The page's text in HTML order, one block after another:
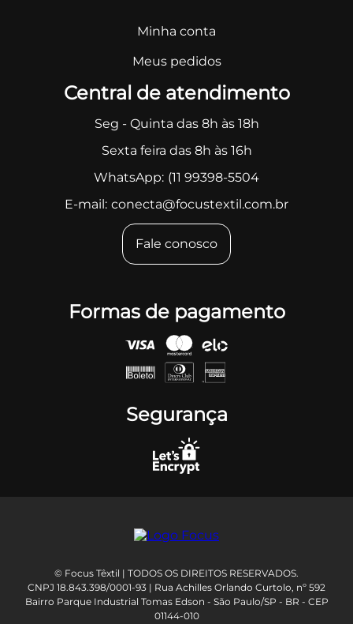
Minha conta
Meus pedidos
Central de atendimento
Seg - Quinta das 8h às 18h
Sexta feira das 8h às 16h
WhatsApp: (11 99398-5504
E-mail: conecta@focustextil.com.br
Fale conosco
Formas de pagamento
Segurança
© Focus Têxtil | TODOS OS DIREITOS RESERVADOS.
CNPJ 18.843.398/0001-93 | Rua Achilles Orlando Curtolo, nº 592
Bairro Parque Industrial Tomas Edson - São Paulo/SP - BR - CEP
01144-010